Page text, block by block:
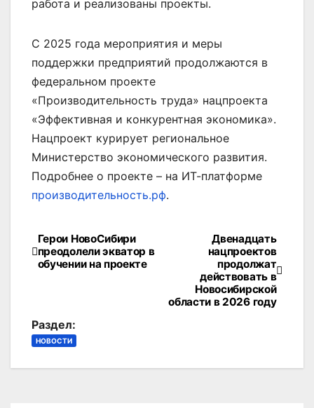
работа и реализованы проекты.
С 2025 года мероприятия и меры
поддержки предприятий продолжаются в
федеральном проекте
«Производительность труда» нацпроекта
«Эффективная и конкурентная экономика».
Нацпроект курирует региональное
Министерство экономического развития.
Подробнее о проекте – на ИТ-платформе
производительность.рф.
Навигация
по
Двенадцать
нацпроектов
продолжат
действовать в
Новосибирской
области в 2026 году
Герои НовоСибири
преодолели экватор в
обучении на проекте
Раздел:
НОВОСТИ